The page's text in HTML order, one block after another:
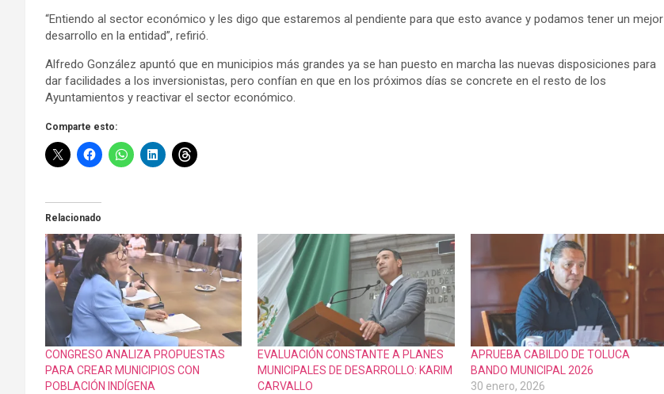
“Entiendo al sector económico y les digo que estaremos al pendiente para que esto avance y podamos tener un mejor
desarrollo en la entidad”, refirió.
Alfredo González apuntó que en municipios más grandes ya se han puesto en marcha las nuevas disposiciones para
dar facilidades a los inversionistas, pero confían en que en los próximos días se concrete en el resto de los
Ayuntamientos y reactivar el sector económico.
Comparte esto:
Relacionado
CONGRESO ANALIZA PROPUESTAS
PARA CREAR MUNICIPIOS CON
POBLACIÓN INDÍGENA
EVALUACIÓN CONSTANTE A PLANES
MUNICIPALES DE DESARROLLO: KARIM
CARVALLO
APRUEBA CABILDO DE TOLUCA
BANDO MUNICIPAL 2026
30 enero, 2026